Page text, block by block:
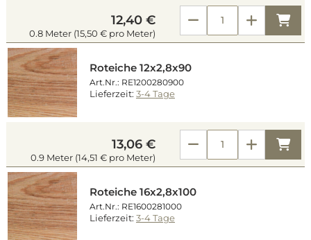
12,40 €
0.8 Meter (15,50 € pro Meter)
Roteiche 12x2,8x90
Art.Nr.: RE1200280900
Lieferzeit: 3-4 Tage
13,06 €
0.9 Meter (14,51 € pro Meter)
Roteiche 16x2,8x100
Art.Nr.: RE1600281000
Lieferzeit: 3-4 Tage